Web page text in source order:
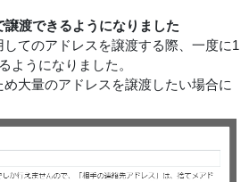
譲渡できるようになりました
てのアドレスを譲渡する際、一度に1
ようになりました。
大量のアドレスを譲渡したい場合に